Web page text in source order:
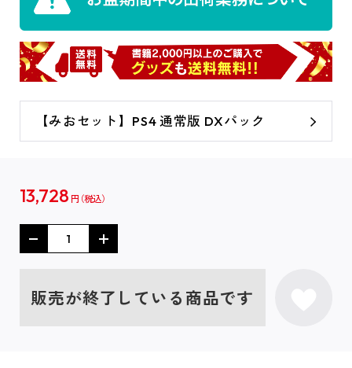
【みおセット】PS4 通常版 DXパック
13,728 円
販売が終了している商品です